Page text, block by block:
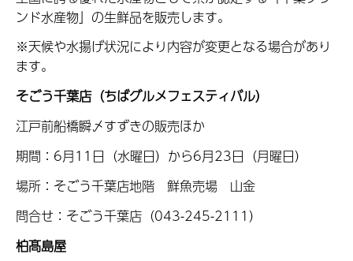
ンド水産物」の生鮮品を販売します。
※天候や水揚げ状況により内容が変更となる場合があり
ます。
そごう千葉店（ちばグルメフェスティバル）
江戸前船橋瞬〆すずきの販売ほか
期間：6月11日（水曜日）から6月23日（月曜日）
場所：そごう千葉店地階 鮮魚売場 山金
問合せ：そごう千葉店（043-245-2111）
柏髙島屋